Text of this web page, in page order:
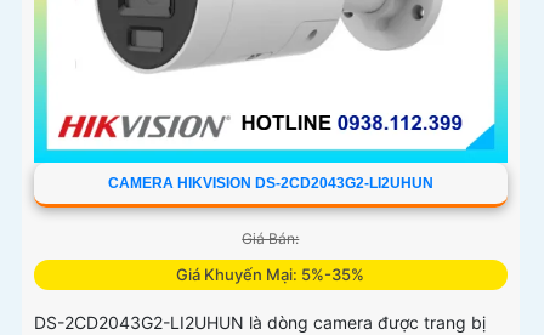
CAMERA HIKVISION DS-2CD2043G2-LI2UHUN
Giá Bán:
Giá Khuyến Mại: 5%-35%
DS-2CD2043G2-LI2UHUN là dòng camera được trang bị